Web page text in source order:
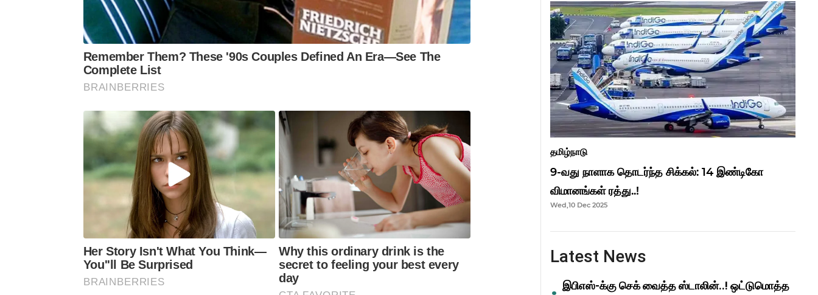
தமிழ்நாடு
9-வது நாளாக தொடர்ந்த சிக்கல்: 14 இண்டிகோ
விமானங்கள் ரத்து..!
Wed,10 Dec 2025
Latest News
இபிஎஸ்-க்கு செக் வைத்த ஸ்டாலின்..! ஒட்டுமொத்த